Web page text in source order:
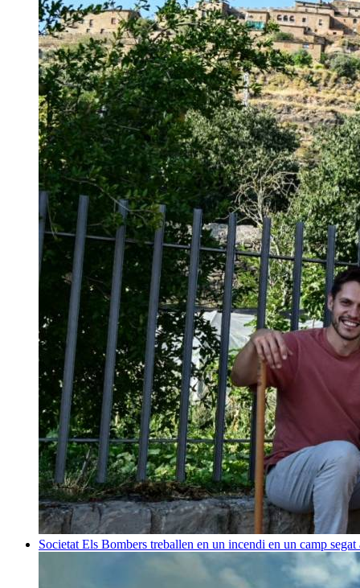
Societat Els Bombers treballen en un incendi en un camp